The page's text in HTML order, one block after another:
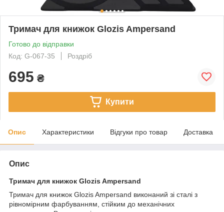
Тримач для книжок Glozis Ampersand
Готово до відправки
Код: G-067-35
Роздріб
695 ₴
Купити
Опис Характеристики Відгуки про товар Доставка
Опис
Тримач для книжок Glozis Ampersand
Тримач для книжок Glozis Ampersand виконаний зі сталі з
рівномірним фарбуванням, стійким до механічних